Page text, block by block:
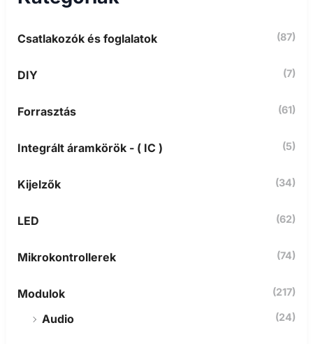
v
k
z
e
Csatlakozók és foglalatok (87)
DIY (7)
Forrasztás (61)
Integrált áramkörök - ( IC ) (5)
Kijelzők (34)
LED (62)
Mikrokontrollerek (74)
Modulok (217)
Audio (24)